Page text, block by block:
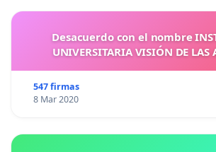
Desacuerdo con el nombre
UNIVERSITARIA VISIÓN DE LAS
547 firmas
8 Mar 2020